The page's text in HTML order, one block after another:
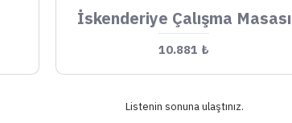
İskenderiye Çalışma Masası
10.881 ₺
Listenin sonuna ulaştınız.